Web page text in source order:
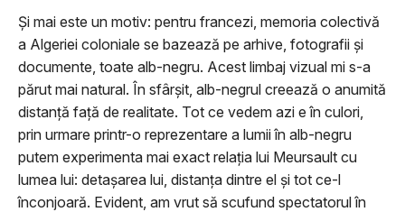
Şi mai este un motiv: pentru francezi, memoria colectivă
a Algeriei coloniale se bazează pe arhive, fotografii şi
documente, toate alb-negru. Acest limbaj vizual mi s-a
părut mai natural. În sfârşit, alb-negrul creează o anumită
distanţă faţă de realitate. Tot ce vedem azi e în culori,
prin urmare printr-o reprezentare a lumii în alb-negru
putem experimenta mai exact relaţia lui Meursault cu
lumea lui: detaşarea lui, distanţa dintre el şi tot ce-l
înconjoară. Evident, am vrut să scufund spectatorul în